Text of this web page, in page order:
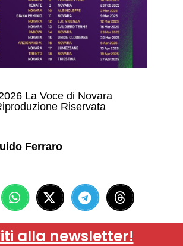
La Voce di Novara
Riservata
Ferraro
alla newsletter!